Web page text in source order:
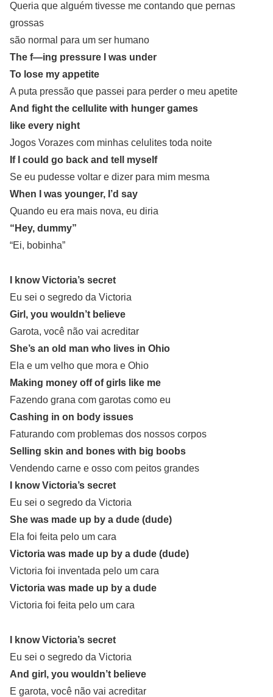
Queria que alguém tivesse me contando que pernas
grossas
são normal para um ser humano
The f—ing pressure I was under
To lose my appetite
A puta pressão que passei para perder o meu apetite
And fight the cellulite with hunger games
like every night
Jogos Vorazes com minhas celulites toda noite
If I could go back and tell myself
Se eu pudesse voltar e dizer para mim mesma
When I was younger, I’d say
Quando eu era mais nova, eu diria
“Hey, dummy”
“Ei, bobinha”
I know Victoria’s secret
Eu sei o segredo da Victoria
Girl, you wouldn’t believe
Garota, você não vai acreditar
She’s an old man who lives in Ohio
Ela e um velho que mora e Ohio
Making money off of girls like me
Fazendo grana com garotas como eu
Cashing in on body issues
Faturando com problemas dos nossos corpos
Selling skin and bones with big boobs
Vendendo carne e osso com peitos grandes
I know Victoria’s secret
Eu sei o segredo da Victoria
She was made up by a dude (dude)
Ela foi feita pelo um cara
Victoria was made up by a dude (dude)
Victoria foi inventada pelo um cara
Victoria was made up by a dude
Victoria foi feita pelo um cara
I know Victoria’s secret
Eu sei o segredo da Victoria
And girl, you wouldn’t believe
E garota, você não vai acreditar